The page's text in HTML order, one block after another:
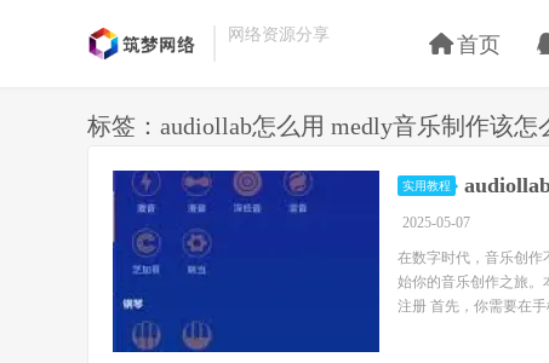
网络资源分享 首页
标签：audiollab怎么用 medly音乐制作该怎
实用教程
2025-05-07
在数字时代，音乐创作
始你的音乐创作之旅。
注册 首先，你需要在